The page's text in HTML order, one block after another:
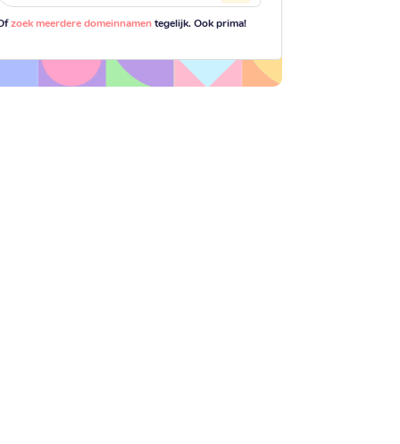
zoek meerdere domeinnamentegelijk. Ook prima!